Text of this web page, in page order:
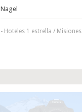
Nagel
- Hoteles 1 estrella / Misiones